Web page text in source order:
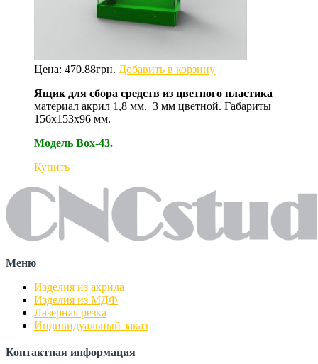
Цена: 470.88грн. Добавить в корзину
Ящик для сбора средств из цветного пластика
материал акрил 1,8 мм, 3 мм цветной. Габариты
156х153х96 мм.
Модель Box-43.
Купить
Меню
Изделия из акрила
Изделия из МДФ
Лазерная резка
Индивидуальный заказ
Контактная информация